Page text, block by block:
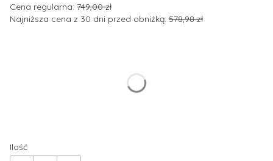
Cena regularna: 749,00 zł
Najniższa cena z 30 dni przed obniżką: 578,98 zł
Ilość